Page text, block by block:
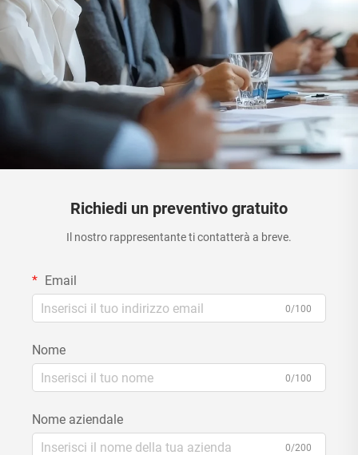
Richiedi un preventivo gratuito
Il nostro rappresentante ti contatterà a breve.
Email
0/100
Nome
0/100
Nome aziendale
0/200